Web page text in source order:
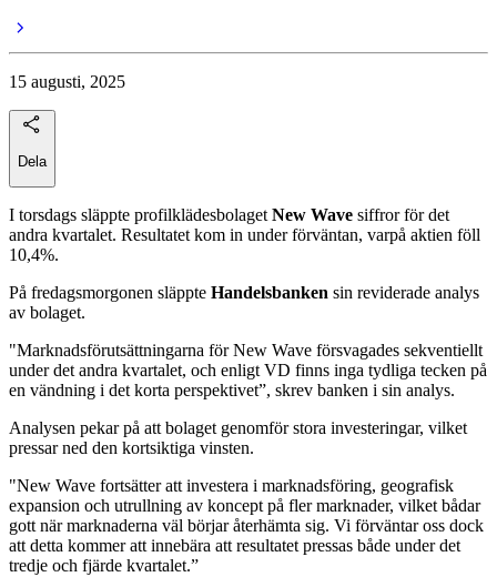
15 augusti, 2025
Dela
I torsdags släppte profilklädesbolagetNew Wave siffror för det
andra kvartalet. Resultatet kom in under förväntan, varpå aktien föll
10,4%.
På fredagsmorgonen släppte Handelsbanken sin reviderade analys
av bolaget.
"Marknadsförutsättningarna för New Wave försvagades sekventiellt
under det andra kvartalet, och enligt VD finns inga tydliga tecken på
en vändning i det korta perspektivet”, skrev banken i sin analys.
Analysen pekar på att bolaget genomför stora investeringar, vilket
pressar ned den kortsiktiga vinsten.
"New Wave fortsätter att investera i marknadsföring, geografisk
expansion och utrullning av koncept på fler marknader, vilket bådar
gott när marknaderna väl börjar återhämta sig. Vi förväntar oss dock
att detta kommer att innebära att resultatet pressas både under det
tredje och fjärde kvartalet.”